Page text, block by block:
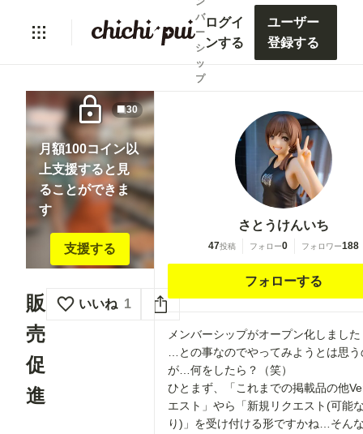
バ
ー
シ
ッ
プ
ログイ
ンする
ユーザー
登録する
lock
月額100コイン以
上支援すると見
ることができま
す
支援する
30
販
売
促
進
いいね 1
さとうけんいち
47投稿 フォロー0 フォロワー188
フォローする
メンバーシップがオープン化しました
…との事なのでやってみようとは思
が…何をしたら？（笑）
ひとまず、「これまでの掲載品の他
エスト」やら「新規リクエスト(可能
り)」を受け付ける形ですかね…そん